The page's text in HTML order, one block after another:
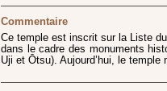
Commentaire
Ce temple est inscrit sur la Liste
dans le cadre des monuments
Uji et Ōtsu). Aujourd’hui, le temple